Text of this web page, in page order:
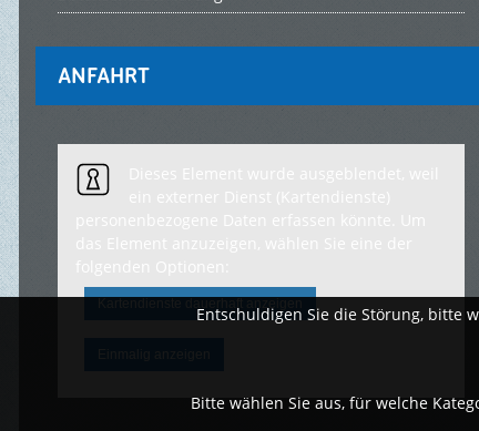
ANFAHRT
Entschuldigen Sie die Störung, bitte
Bitte wählen Sie aus, für welche